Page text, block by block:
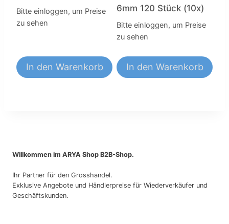
Bitte einloggen, um Preise
zu sehen
In den Warenkorb
6mm 120 Stück (10x)
Bitte einloggen, um Preise
zu sehen
In den Warenkorb
Willkommen im ARYA Shop B2B-Shop.
Ihr Partner für den Grosshandel.
Exklusive Angebote und Händlerpreise für Wiederverkäufer und
Geschäftskunden.